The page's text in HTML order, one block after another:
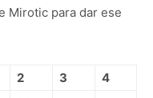
Mirotic para dar ese
2 3
4